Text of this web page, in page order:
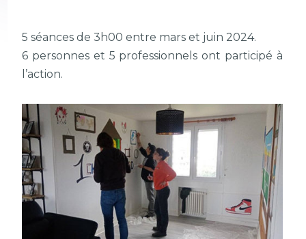
5 séances de 3h00 entre mars et juin 2024.
6 personnes et 5 professionnels ont participé à
l’action.